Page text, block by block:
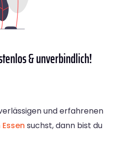
& unverbindlich!
und erfahrenen
suchst, dann bist du